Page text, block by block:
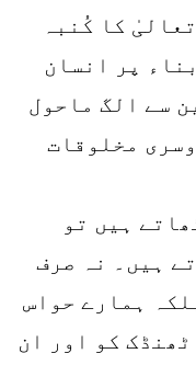
کا کُنبہ
پر انسان
سے الگ ماحول
مخلوقات
ہیں تو
ہیں۔ نہ صرف
ہمارے حواس
کو اور ان